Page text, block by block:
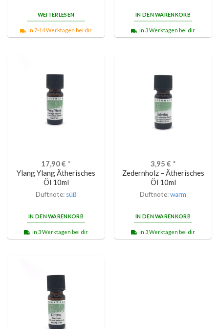
WEITERLESEN
in 7-14 Werktagen bei dir
IN DEN WARENKORB
in 3 Werktagen bei dir
17,90€ *
Ylang Ylang Ätherisches
Öl 10ml
Duftnote: süß
IN DEN WARENKORB
in 3 Werktagen bei dir
3,95 € *
Zedernholz – Ätherisches
Öl 10ml
Duftnote:warm
IN DEN WARENKORB
in 3 Werktagen bei dir